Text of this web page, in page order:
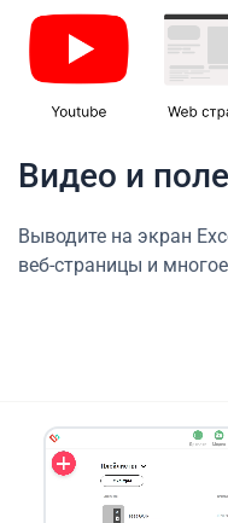
Видео и
Выводите на экран
веб-страницы и